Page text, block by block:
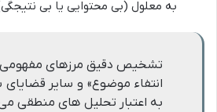
به معلول (بی محتوایی یا بی
تشخیص دقیق مرزهای مفهومی
انتفاء موضوع» و سایر قضایای
به اعتبار تحلیل های منطقی